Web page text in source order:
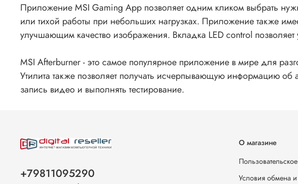
Приложение MSI Gaming App позволяет одним кликом выбрать
или тихой работы при небольших нагрузках. Приложение также
улучшающим качество изображения. Вкладка LED control
MSI Afterburner - это самое популярное приложение в мире для
Утилита также позволяет получать исчерпывающую информацию об
запись видео и выполнять тестирование.
О магазине
Условия обмена и
+79811095290